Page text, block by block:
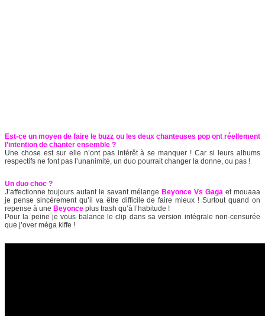
Est-ce un moyen de faire le buzz ou les deux chanteuses pop ont réellement
l’intention de chanter ensemble ?
Une chose est sur elle n’ont pas intérêt à se manquer ! Car si leurs albums
respectifs ne font pas l’unanimité, un duo pourrait changer la donne, ou pas !
Un duo choc ?
J’affectionne toujours autant le savant mélange Beyonce Vs Gaga et mouaaa
je pense sincèrement qu’il va être difficile de faire mieux ! Surtout quand on
repense à une Beyonce plus trash qu’à l’habitude !
Pour la peine je vous balance le clip dans sa version intégrale non-censurée
que j’over méga kiffe !